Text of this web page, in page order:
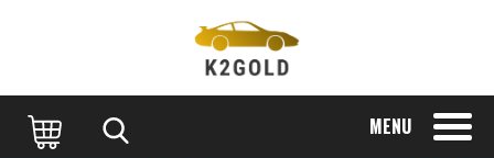
MENU